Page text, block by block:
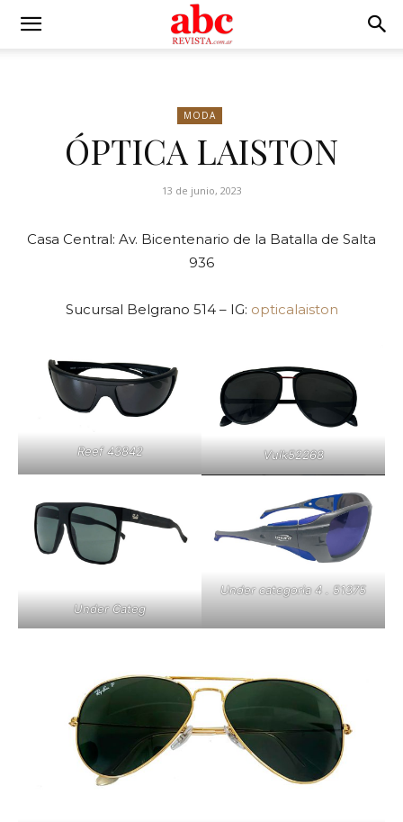
MODA
ÓPTICA LAISTON
13 de junio, 2023
Casa Central: Av. Bicentenario de la Batalla de Salta
936
Sucursal Belgrano 514 – IG: opticalaiston
Reef 43842 Vulk52268
Under Categ
Under categoria 4 . 51375